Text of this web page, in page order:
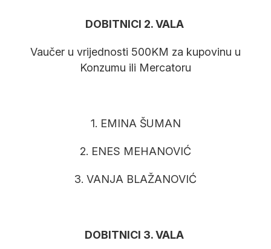
DOBITNICI 2. VALA
Vaučer u vrijednosti 500KM za kupovinu u
Konzumu ili Mercatoru
1. EMINA ŠUMAN
2. ENES MEHANOVIĆ
3. VANJA BLAŽANOVIĆ
DOBITNICI 3. VALA